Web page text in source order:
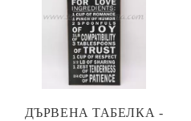
ДЪРВЕНА ТАБЕЛКА -